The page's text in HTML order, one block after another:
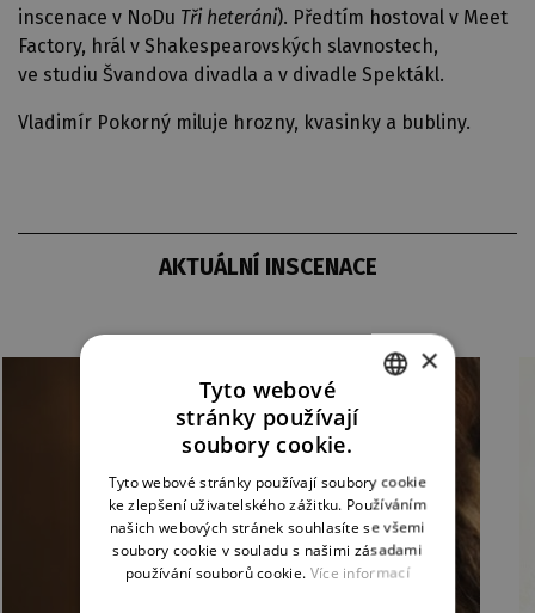
inscenace v NoDu Tři heteráni). Předtím hostoval v Meet
Factory, hrál v Shakespearovských slavnostech,
ve studiu Švandova divadla a v divadle Spektákl.
Vladimír Pokorný miluje hrozny, kvasinky a bubliny.
AKTUÁLNÍ INSCENACE
GERMAN
×
Tyto webové
stránky používají
soubory cookie.
Tyto webové stránky používají soubory cookie
ke zlepšení uživatelského zážitku. Používáním
našich webových stránek souhlasíte se všemi
soubory cookie v souladu s našimi zásadami
používání souborů cookie. Více informací